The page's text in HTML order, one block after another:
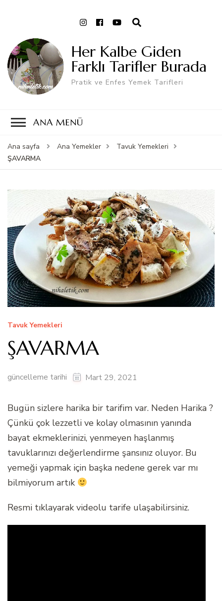
Her Kalbe Giden
Farklı Tarifler Burada
Pratik ve Enfes Yemek Tarifleri
ANA MENÜ
Ana sayfa Ana Yemekler
Tavuk Yemekleri
ŞAVARMA
Tavuk Yemekleri
ŞAVARMA
güncelleme tarihi Mart 29, 2021
Bugün sizlere harika bir tarifim var. Neden Harika ?
Çünkü çok lezzetli ve kolay olmasının yanında
bayat ekmeklerinizi, yenmeyen haşlanmış
tavuklarınızı değerlendirme şansınız oluyor. Bu
yemeği yapmak için başka nedene gerek var mı
bilmiyorum artık
Resmi tıklayarak videolu tarife ulaşabilirsiniz.